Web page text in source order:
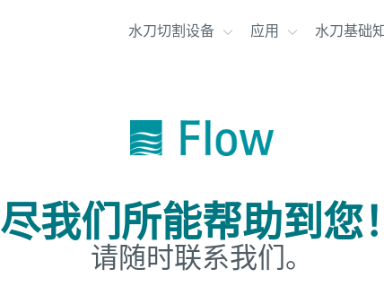
水刀切割设备 应用 水刀基础
尽我们所能帮助到您！
请随时联系我们。